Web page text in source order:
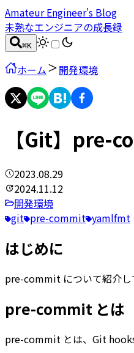
Amateur Engineer's Blog
未熟なエンジニアの成長録
⌘K
ホーム 開発環境
【Git】pre-
2023.08.29
2024.11.12
開発環境
git pre-commit yamlfmt
はじめに
pre-commit について紹介し
pre-commit とは
pre-commit とは、Git hooks